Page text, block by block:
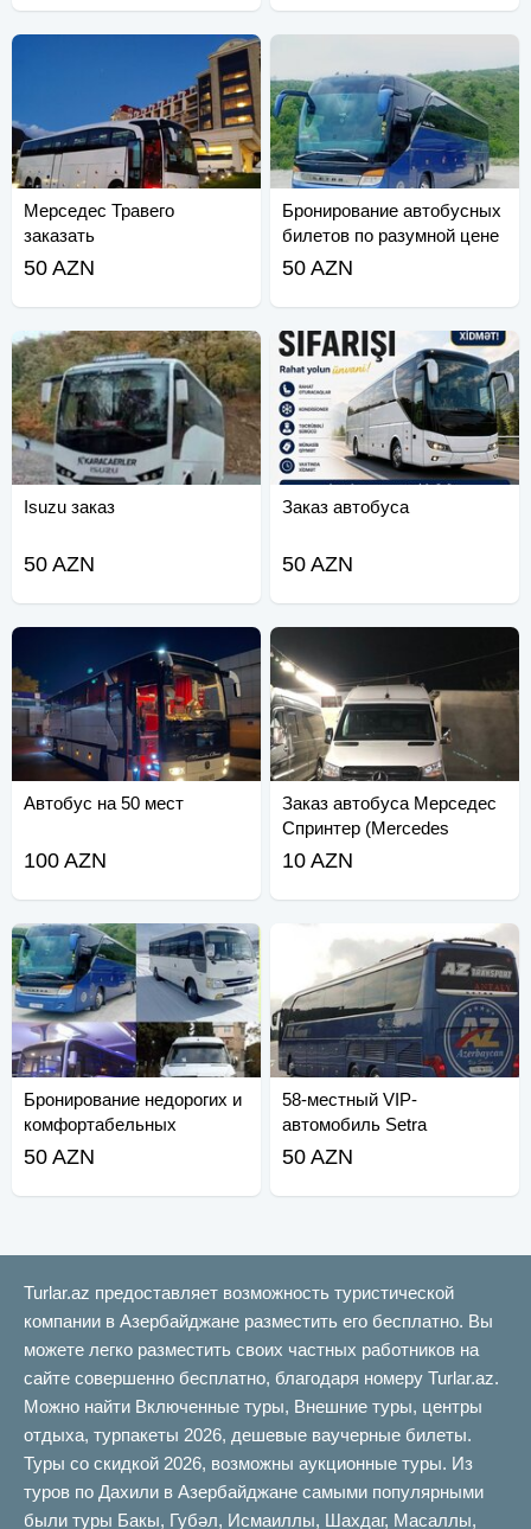
Мерседес Травего
заказать
50 AZN
Бронирование автобусных
билетов по разумной цене
50 AZN
Isuzu заказ
50 AZN
Заказ автобуса
50 AZN
Автобус на 50 мест
100 AZN
Заказ автобуса Мерседес
Спринтер (Mercedes
Sprinter)
10 AZN
Бронирование недорогих и
комфортабельных
автобусов
50 AZN
58-местный VIP-
автомобиль Setra
50 AZN
Turlar.az предоставляет возможность туристической
компании в Азербайджане разместить его бесплатно. Вы
можете легко разместить своих частных работников на
сайте совершенно бесплатно, благодаря номеру Turlar.az.
Можно найти Включенные туры, Внешние туры, центры
отдыха, турпакеты 2026, дешевые ваучерные билеты.
Туры со скидкой 2026, возможны аукционные туры. Из
туров по Дахили в Азербайджане самыми популярными
были туры Бакы, Губəл, Исмаиллы, Шахдаг, Масаллы,